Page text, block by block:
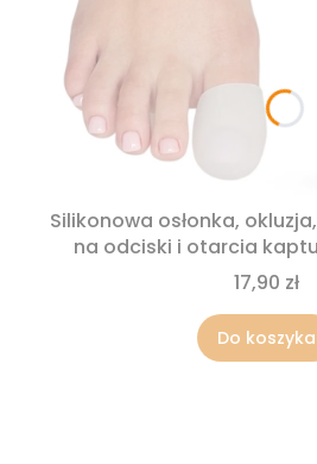
Silikonowa osłonka,
na odciski i otarcia
17,90 zł
Do koszyka